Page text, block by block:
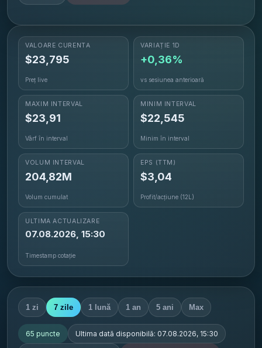
VALOARE CURENTĂ
$23,795
Preț live
VARIAȚIE 1D
+0,36%
vs sesiunea anterioară
MAXIM INTERVAL
$23,91
Vârf în interval
MINIM INTERVAL
$22,545
Minim în interval
VOLUM INTERVAL
204,82M
Volum cumulat
EPS (TTM)
$3,04
Profit/acțiune (12L)
ULTIMA ACTUALIZARE
07.08.2026, 15:30
Timestamp cotație
1 zi 7 zile 1 lună 1 an 5 ani Max
65 puncte Ultima dată disponibilă: 07.08.2026, 15:30